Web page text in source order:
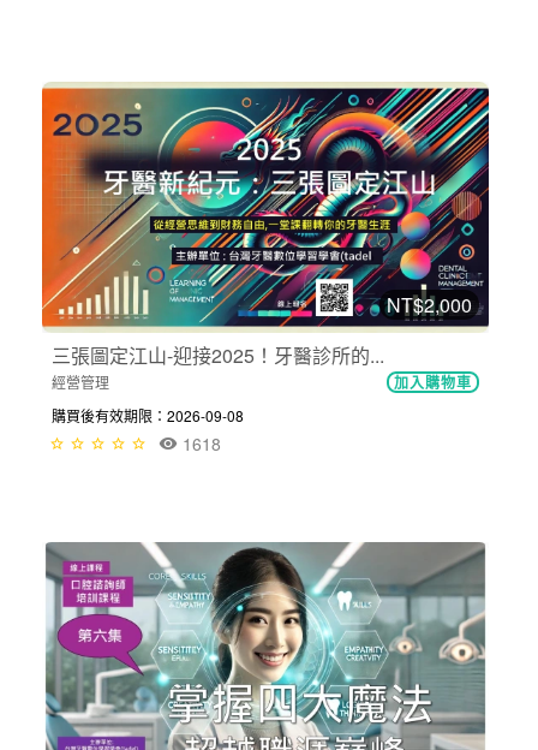
NT$2,000
三張圖定江山-迎接2025！牙醫診所的...
經營管理 加入購物車
購買後有效期限：2026-09-08
1618